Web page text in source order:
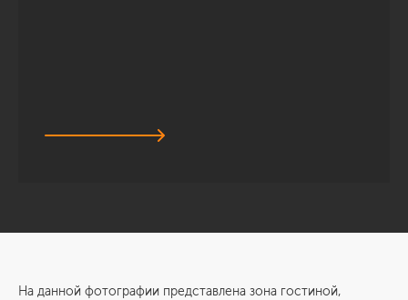
На данной фотографии представлена зона гостиной,